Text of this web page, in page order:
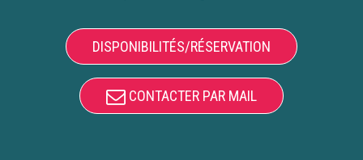
DISPONIBILITÉS/RÉSERVATION
CONTACTER PAR MAIL